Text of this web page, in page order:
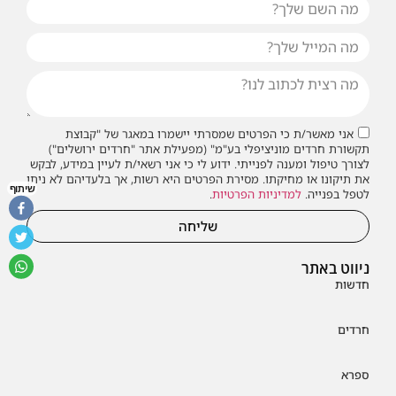
ניווט באתר
חדשות
חרדים
ספרא
אני מאשר/ת כי הפרטים שמסרתי יישמרו במאגר של "קבוצת
תקשורת חרדים מוניציפלי בע"מ" (מפעילת אתר "חרדים ירושלים")
לצורך טיפול ומענה לפנייתי. ידוע לי כי אני רשאי/ת לעיין במידע, לבקש
את תיקונו או מחיקתו. מסירת הפרטים היא רשות, אך בלעדיהם לא ניתן
לטפל בפנייה. למדיניות הפרטיות.
שליחה
שיתוף